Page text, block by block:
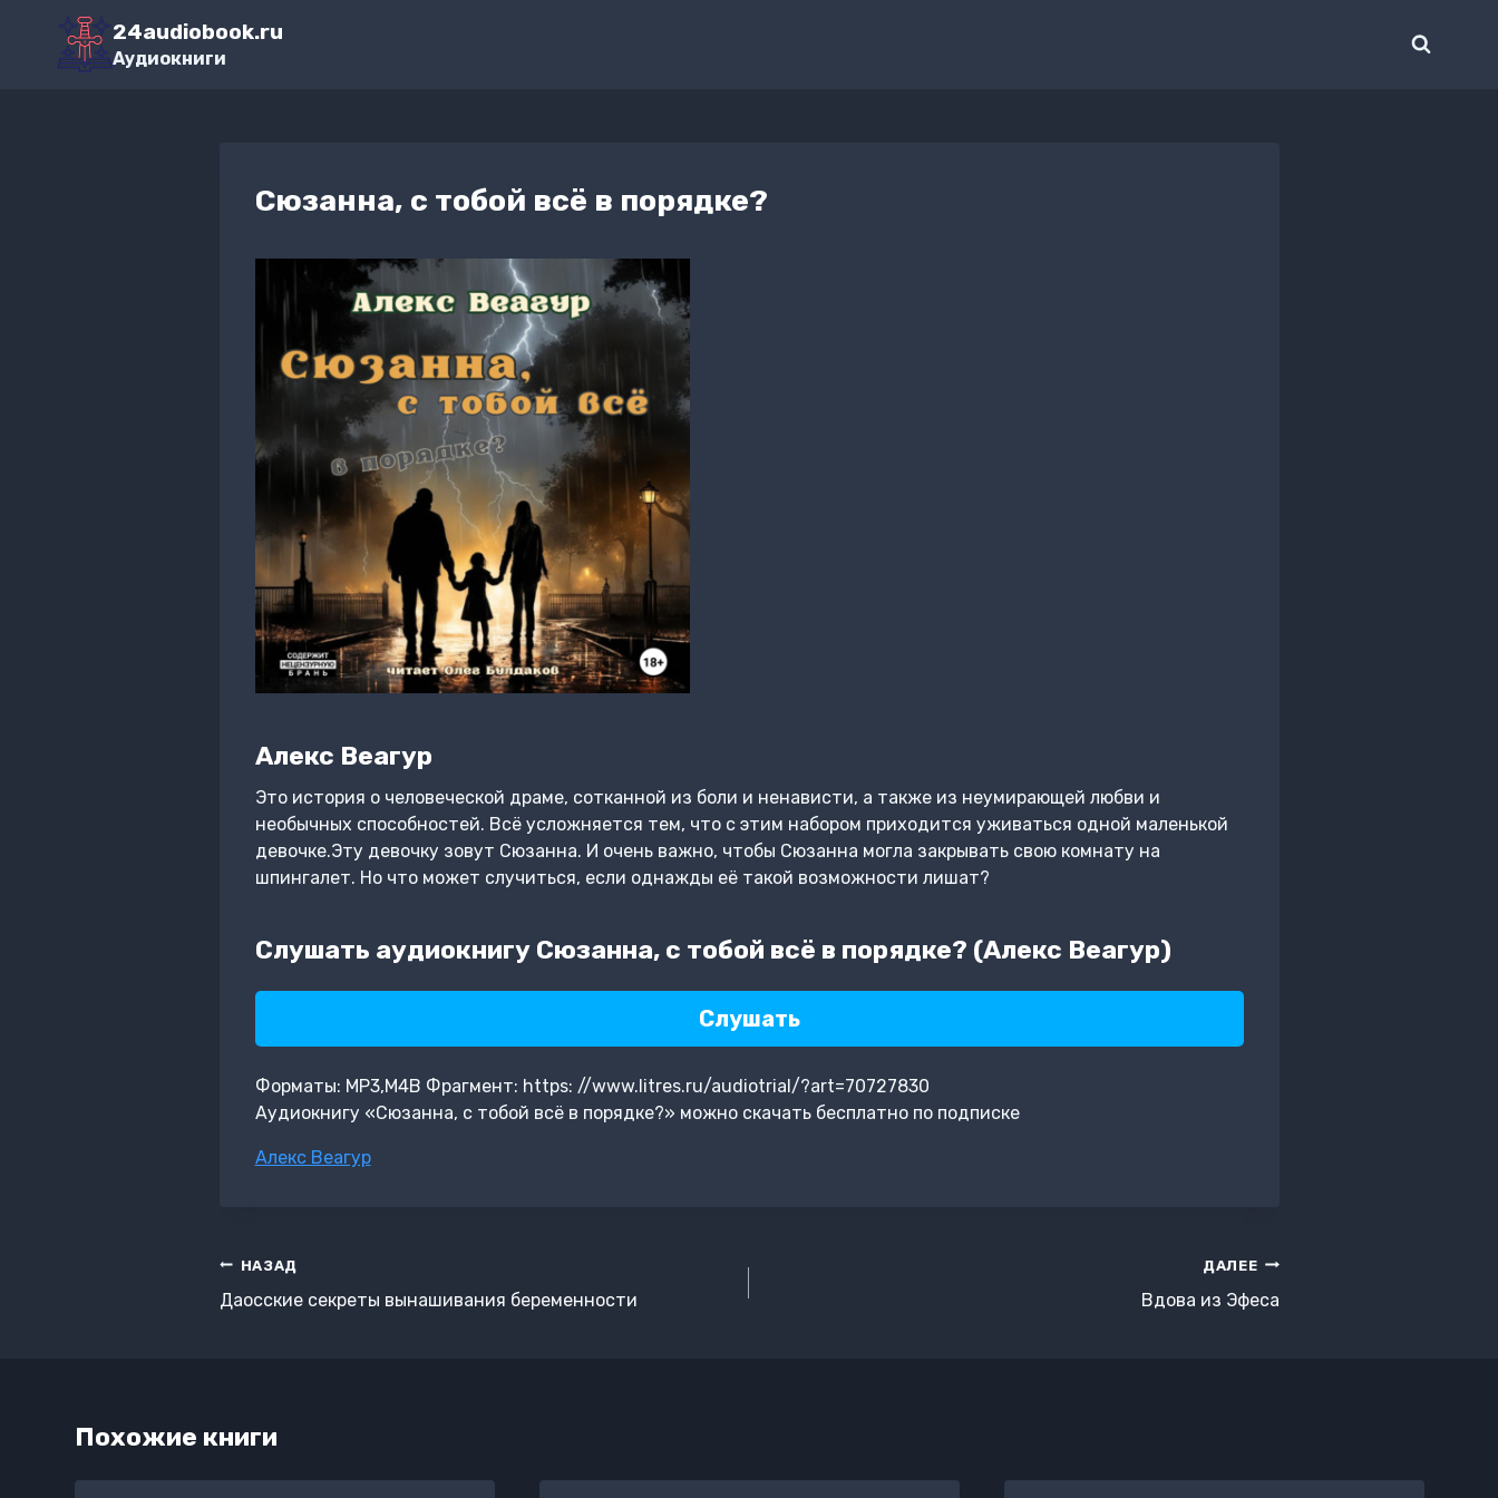
Перейти
содержимому
24audiobook.ru
Аудиокниги
Сюзанна, с тобой всё в порядке?
Алекс Веагур
Это история о человеческой драме, сотканной из боли и ненависти, а также из неумирающей любви и
необычных способностей. Всё усложняется тем, что с этим набором приходится уживаться одной маленькой
девочке.Эту девочку зовут Сюзанна. И очень важно, чтобы Сюзанна могла закрывать свою комнату на
шпингалет. Но что может случиться, если однажды её такой возможности лишат?
Слушать аудиокнигу Сюзанна, с тобой всё в порядке? (Алекс Веагур)
Слушать
Форматы: MP3,M4B Фрагмент: https: //www.litres.ru/audiotrial/?art=70727830
Аудиокнигу «Сюзанна, с тобой всё в порядке?» можно скачать бесплатно по подписке
Метки
Алекс Веагур
Навигация
по
НАЗАД
Даосские секреты вынашивания беременности
ДАЛЕЕ
Вдова из Эфеса
Похожие книги